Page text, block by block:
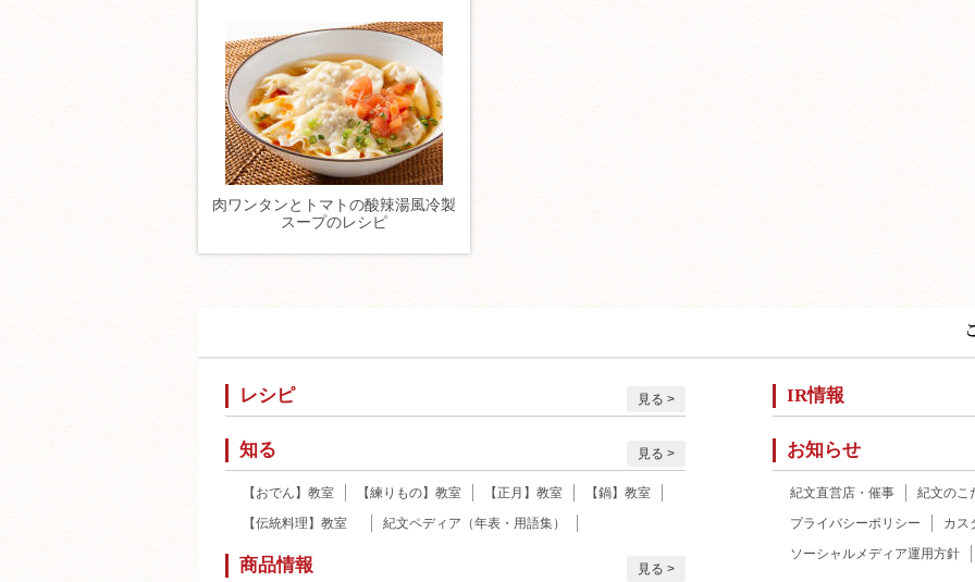
肉ワンタンとトマトの酸辣湯風冷製
スープのレシピ
レシピ 見る
知る 見る
【おでん】教室 【練りもの】教室 【正月】教室
【鍋】教室
【伝統料理】教室
紀文ペディア（年表・用語集）
商品情報 見る
IR情報
お知らせ
紀文直営店・催事
紀文のこ
プライバシーポリシー
カス
ソーシャルメディア運用方針